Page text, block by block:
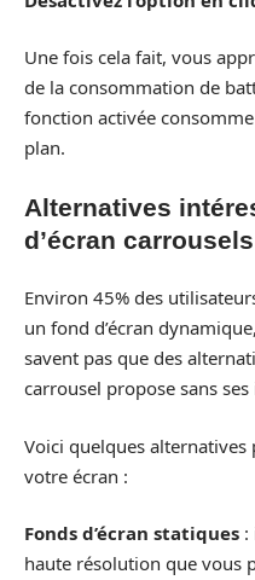
Une fois cela fait, vous
de la consommation de
fonction activée
plan.
Alternatives
d’écran carrousels
Environ 45% des
un fond d’écran
savent pas que des
carrousel propose sans
Voici quelques alternatives
votre écran :
Fonds d’écran statiques :
haute résolution que vous